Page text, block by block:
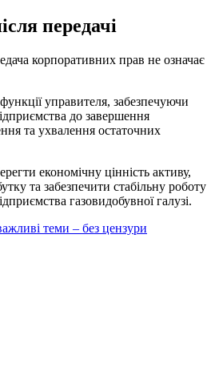
передачі
корпоративних прав не означає
управителя, забезпечуючи
до завершення
та ухвалення остаточних
економічну цінність активу,
та забезпечити стабільну роботу
газовидобувної галузі.
теми – без цензури